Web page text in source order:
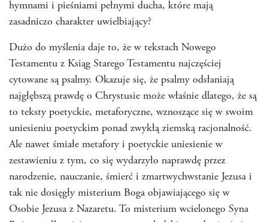
hymnami i pieśniami pełnymi ducha, które mają
zasadniczo charakter uwielbiający?
Dużo do myślenia daje to, że w tekstach Nowego
Testamentu z Ksiąg Starego Testamentu najczęściej
cytowane są psalmy. Okazuje się, że psalmy odsłaniają
najgłębszą prawdę o Chrystusie może właśnie dlatego, że są
to teksty poetyckie, metaforyczne, wznoszące się w swoim
uniesieniu poetyckim ponad zwykłą ziemską racjonalność.
Ale nawet śmiałe metafory i poetyckie uniesienie w
zestawieniu z tym, co się wydarzyło naprawdę przez
narodzenie, nauczanie, śmierć i zmartwychwstanie Jezusa i
tak nie dosięgły misterium Boga objawiającego się w
Osobie Jezusa z Nazaretu. To misterium wcielonego Syna